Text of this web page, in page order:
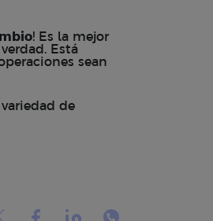
! Es la mejor
verdad. Está
sean
de